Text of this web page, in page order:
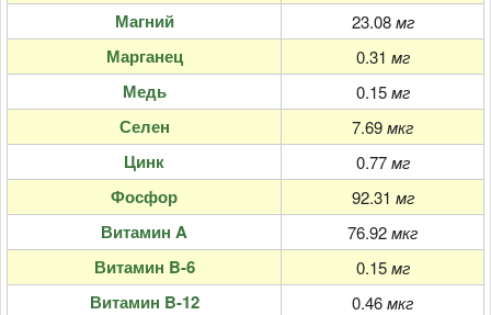
Магний 23.08 мг
Марганец 0.31 мг
Медь 0.15 мг
Селен 7.69мкг
Цинк 0.77 мг
Фосфор 92.31 мг
Витамин A 76.92мкг
Витамин B-6 0.15 мг
Витамин B-12 0.46мкг